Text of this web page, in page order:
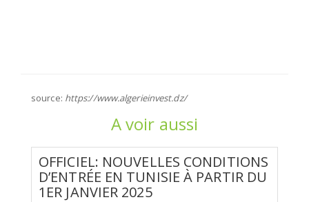
source: https://www.algerieinvest.dz/
A voir aussi
OFFICIEL: NOUVELLES CONDITIONS
D’ENTRÉE EN TUNISIE À PARTIR DU
1ER JANVIER 2025